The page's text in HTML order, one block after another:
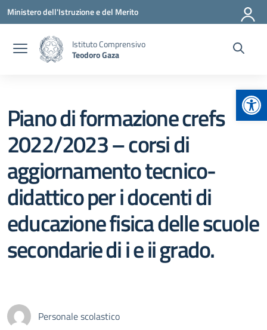
Vai ai contenuti
Vai al menu di navigazione
Vai al footer
Ministero dell'Istruzione e del Merito
Istituto Comprensivo
Teodoro Gaza
Piano di formazione crefs
2022/2023 – corsi di
aggiornamento tecnico-
didattico per i docenti di
educazione fisica delle scuole
secondarie di i e ii grado.
Personale scolastico